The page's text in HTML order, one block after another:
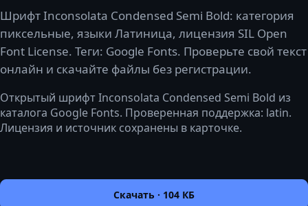
Шрифт Inconsolata Condensed Semi Bold: категория
пиксельные, языки Латиница, лицензия SIL Open
Font License. Теги: Google Fonts. Проверьте свой текст
онлайн и скачайте файлы без регистрации.
Открытый шрифт Inconsolata Condensed Semi Bold из
каталога Google Fonts. Проверенная поддержка: latin.
Лицензия и источник сохранены в карточке.
Скачать · 104 КБ